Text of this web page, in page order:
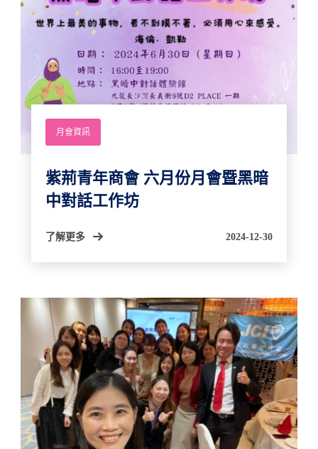
月會資訊
紫荊青年商會 六月份月會暨黑暗
中對話工作坊
了解更多 2024-12-30